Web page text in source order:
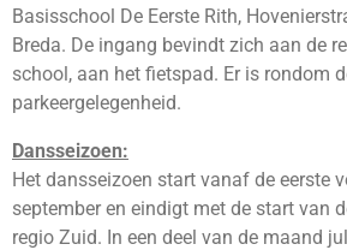
Basisschool De Eerste Rith,
Breda. De ingang bevindt zich aan de
school, aan het fietspad. Er is rondom
parkeergelegenheid.
Dansseizoen:
Het dansseizoen start vanaf de eerste
september en eindigt met de start van
regio Zuid. In een deel van de maand